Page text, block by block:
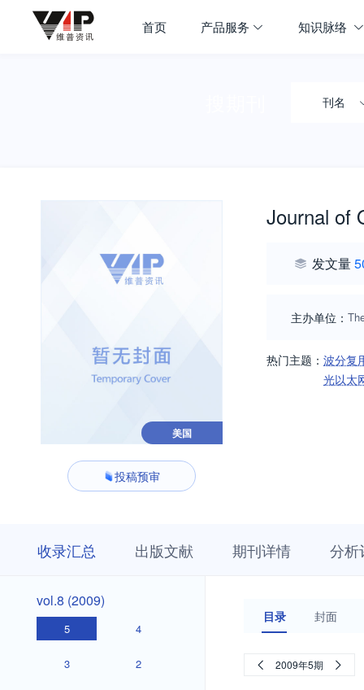
首页 产品服务 知识脉络
刊名
美国
投稿预审
Journal of
发文量
主办单位：
热门主题： 波分复
光以太
收录汇总 出版文献 期刊详情 分析
vol.8
(2009)
vol.8 (2009)
5 4
3 2
目录 封面
2009年5期